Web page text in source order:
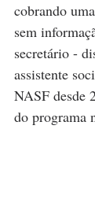
cobrando
sem
secretário -
assistente
NASF desde
do programa